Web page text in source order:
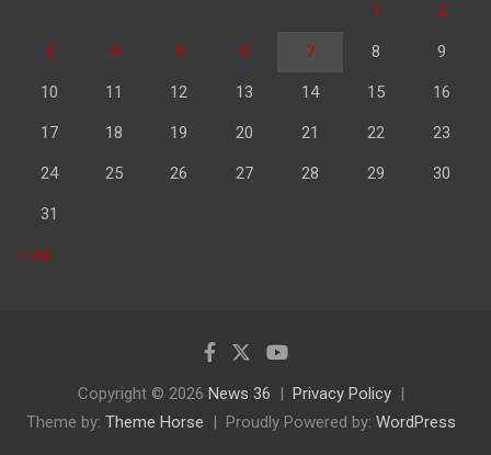
1 2
3 4 5 6 7 8 9
10 11 12 13 14 15 16
17 18 19 20 21 22 23
24 25 26 27 28 29 30
31
« Jul
Copyright © 2026 News 36
Privacy Policy
Theme by: Theme Horse Proudly Powered by: WordPress